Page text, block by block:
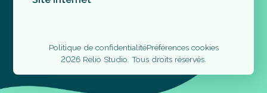
2026 Relio Studio. Tous droits réservés.
Politique de confidentialitéPréférences cookies